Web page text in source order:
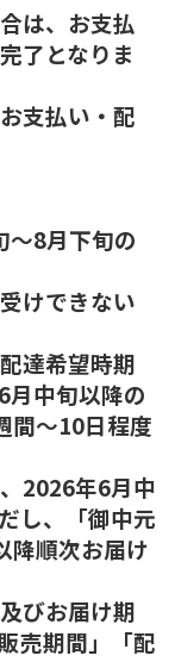
は、お支払
了となりま
支払い・配
8月下旬の
けできない
達希望時期
月中旬以降の
間～10日程度
2026年6月中
し、「御中元
降順次お届け
びお届け期
売期間」「配